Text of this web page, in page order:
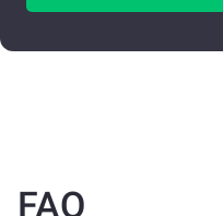
FAQ